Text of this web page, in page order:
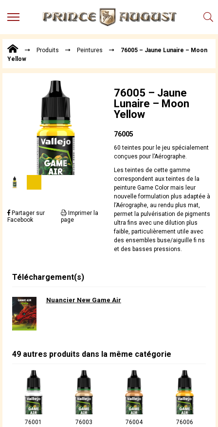
MENU
Points
de
Vente
Actualités
Téléchargements
Techniques,
trucs et
astuces
Vidéos
Produits Peintures
76005 – Jaune Lunaire – Moon
Yellow
Partager sur
Facebook
Imprimer la
page
76005 – Jaune
Lunaire – Moon
Yellow
76005
60 teintes pour le jeu spécialement
conçues pour l’Aérographe.
Les teintes de cette gamme
correspondent aux teintes de la
peinture Game Color mais leur
nouvelle formulation plus adaptée à
l’Aérographe, au rendu plus mat,
permet la pulvérisation de pigments
ultra fins avec une dilution plus
faible, particulièrement utile avec
des ensembles buse/aiguille fi ns
et des basses pressions.
Téléchargement(s)
Nuancier New Game Air
49 autres produits dans la même catégorie
76001 76003 76004 76006